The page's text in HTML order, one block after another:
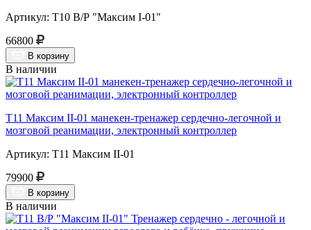
Артикул: Т10 В/Р "Максим I-01"
66800
В корзину
В наличии
Т11 Максим II-01 манекен-тренажер сердечно-легочной и
мозговой реанимации, электронный контроллер
Артикул: Т11 Максим II-01
79900
В корзину
В наличии